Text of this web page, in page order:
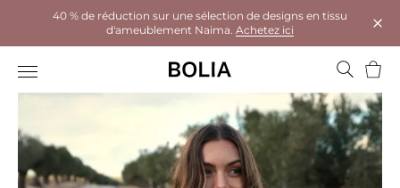
40 % de réduction sur une sélection de designs en tissu
d'ameublement Naima. Achetez ici